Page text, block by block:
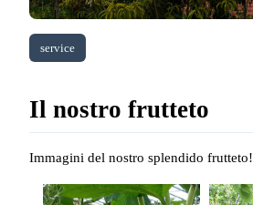
service
Il nostro frutteto
Immagini del nostro splendido frutteto!